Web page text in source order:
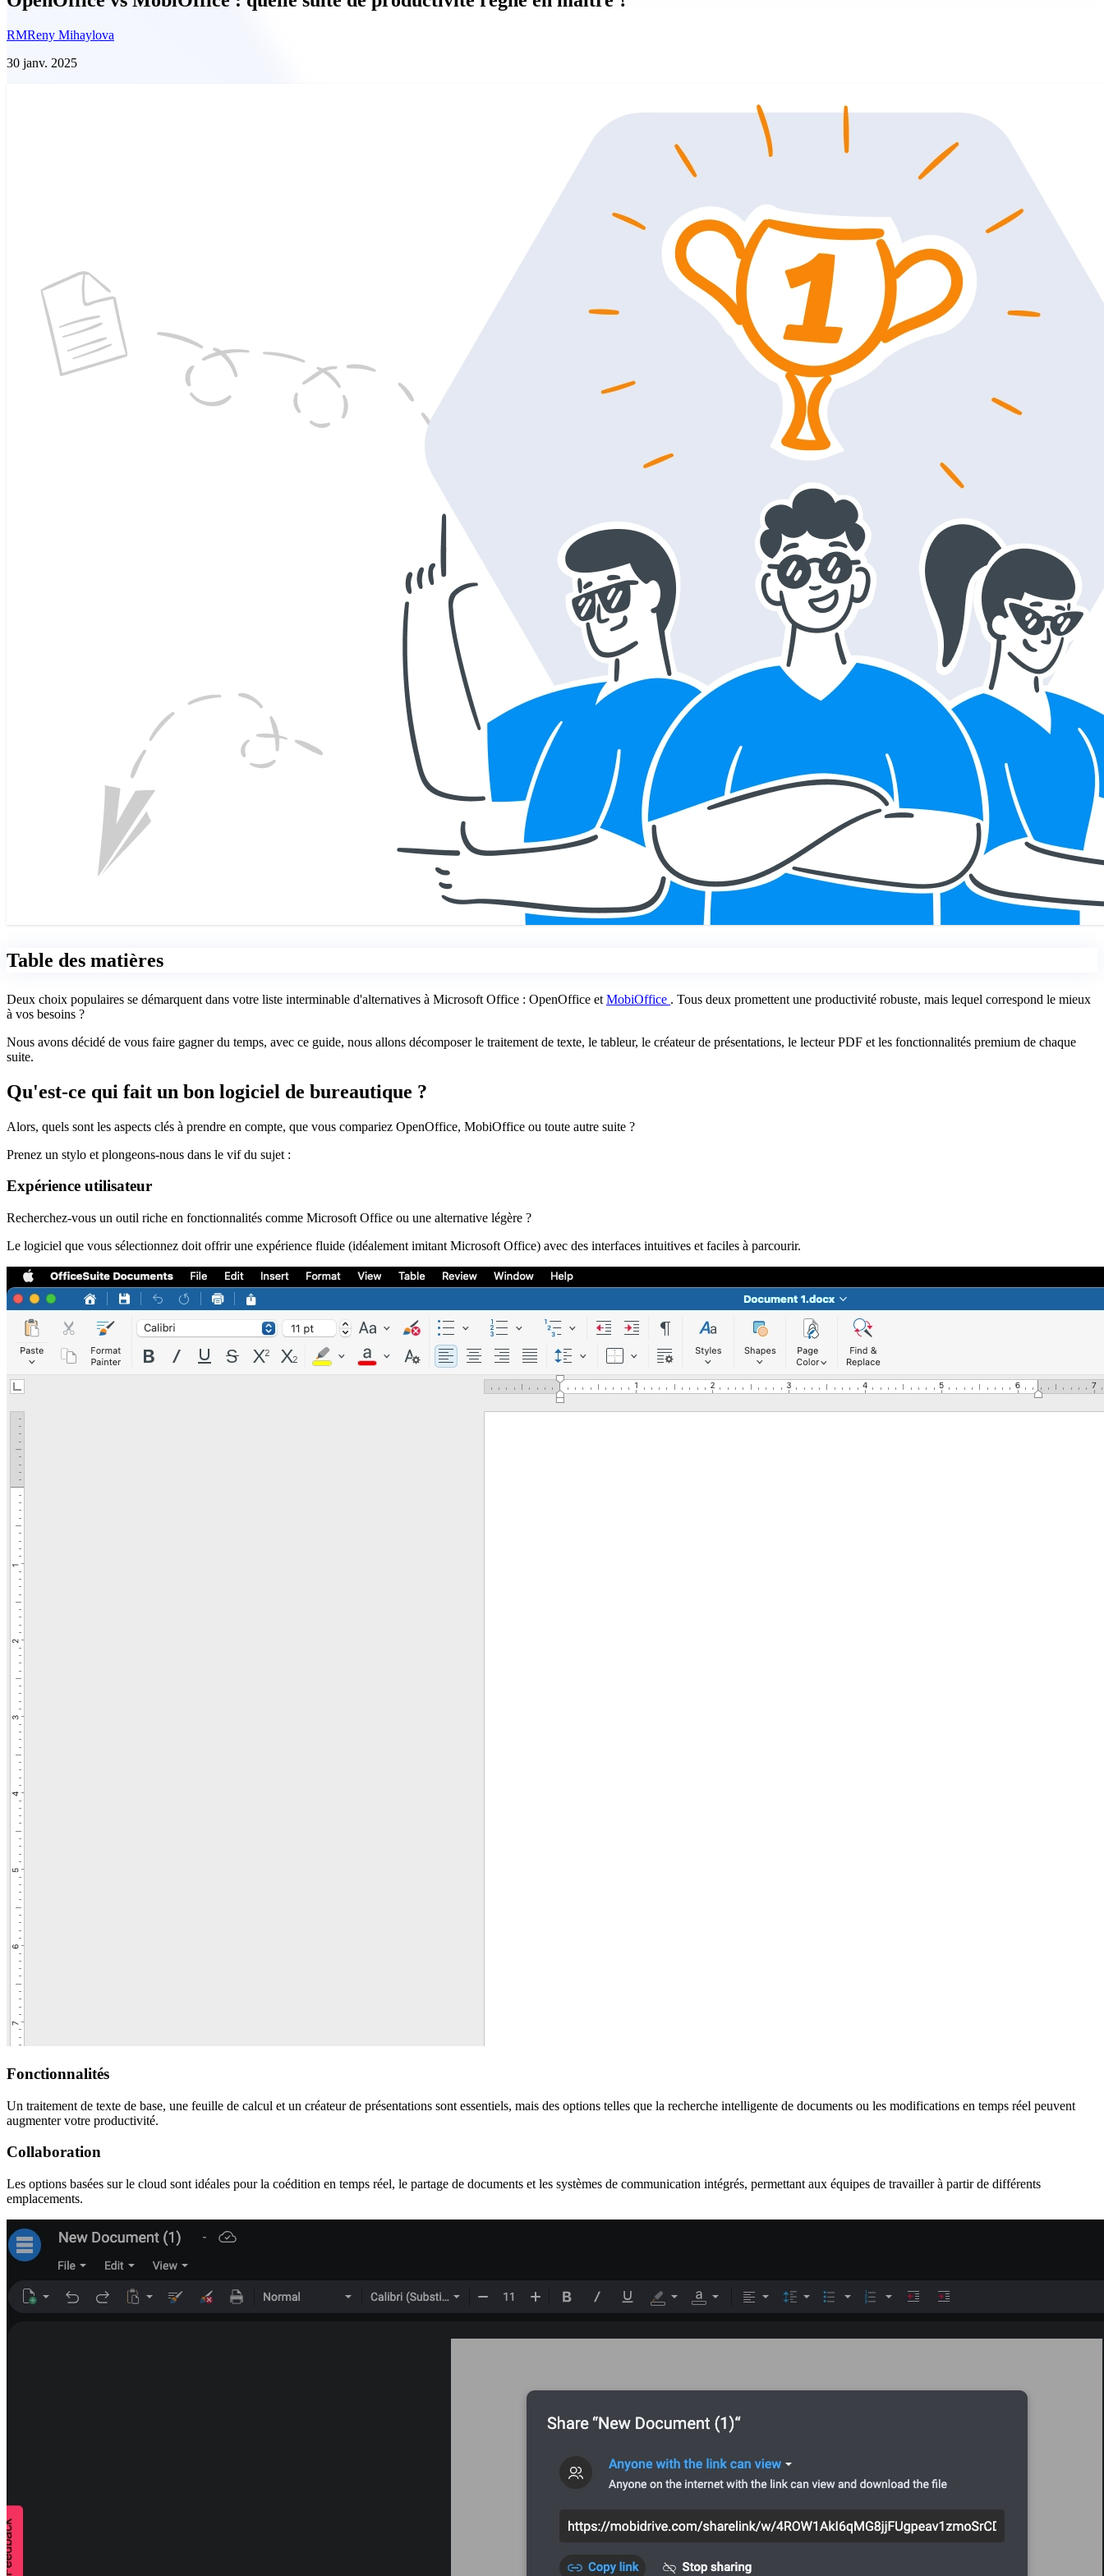
RMReny Mihaylova
30 janv. 2025
Table des matières
Deux choix populaires se démarquent dans votre liste interminable d'alternatives à Microsoft Office : OpenOffice et MobiOffice . Tous deux promettent une productivité robuste, mais lequel correspond le mieux
à vos besoins ?
Nous avons décidé de vous faire gagner du temps, avec ce guide, nous allons décomposer le traitement de texte, le tableur, le créateur de présentations, le lecteur PDF et les fonctionnalités premium de chaque
suite.
Qu'est-ce qui fait un bon logiciel de bureautique ?
Alors, quels sont les aspects clés à prendre en compte, que vous compariez OpenOffice, MobiOffice ou toute autre suite ?
Prenez un stylo et plongeons-nous dans le vif du sujet :
Expérience utilisateur
Recherchez-vous un outil riche en fonctionnalités comme Microsoft Office ou une alternative légère ?
Le logiciel que vous sélectionnez doit offrir une expérience fluide (idéalement imitant Microsoft Office) avec des interfaces intuitives et faciles à parcourir.
Fonctionnalités
Un traitement de texte de base, une feuille de calcul et un créateur de présentations sont essentiels, mais des options telles que la recherche intelligente de documents ou les modifications en temps réel peuvent
augmenter votre productivité.
Collaboration
Les options basées sur le cloud sont idéales pour la coédition en temps réel, le partage de documents et les systèmes de communication intégrés, permettant aux équipes de travailler à partir de différents
emplacements.